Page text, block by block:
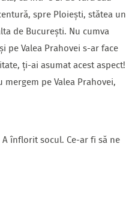
spre Ploiești, stătea un
de București. Nu cumva
pe Valea Prahovei s-ar face
ți-ai asumat acest aspect!
pe Valea Prahovei,
înflorit socul. Ce-ar fi să ne